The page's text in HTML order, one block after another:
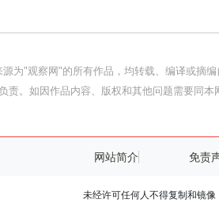
源为"观察网"的所有作品，均转载、编译或摘
责。如因作品内容、版权和其他问题需要同本
网站简介 免责
未经许可任何人不得复制和镜